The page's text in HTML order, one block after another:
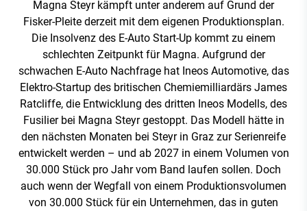
Magna Steyr kämpft unter anderem auf Grund der
Fisker-Pleite derzeit mit dem eigenen Produktionsplan.
Die Insolvenz des E-Auto Start-Up kommt zu einem
schlechten Zeitpunkt für Magna. Aufgrund der
schwachen E-Auto Nachfrage hat Ineos Automotive, das
Elektro-Startup des britischen Chemiemilliardärs James
Ratcliffe, die Entwicklung des dritten Ineos Modells, des
Fusilier bei Magna Steyr gestoppt. Das Modell hätte in
den nächsten Monaten bei Steyr in Graz zur Serienreife
entwickelt werden – und ab 2027 in einem Volumen von
30.000 Stück pro Jahr vom Band laufen sollen. Doch
auch wenn der Wegfall von einem Produktionsvolumen
von 30.000 Stück für ein Unternehmen, das in guten